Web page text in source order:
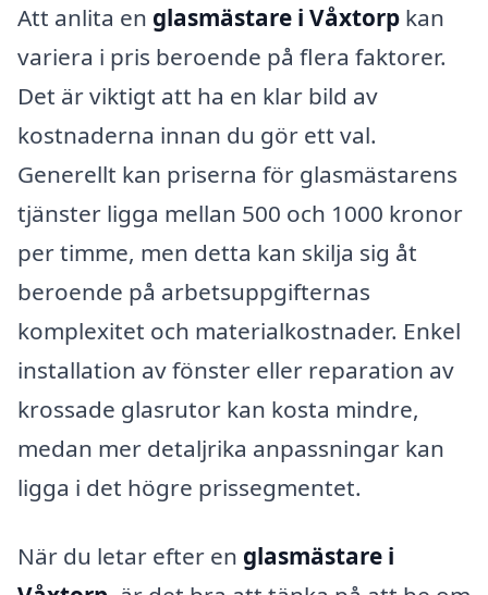
Att anlita en glasmästare i Våxtorp kan
variera i pris beroende på flera faktorer.
Det är viktigt att ha en klar bild av
kostnaderna innan du gör ett val.
Generellt kan priserna för glasmästarens
tjänster ligga mellan 500 och 1000 kronor
per timme, men detta kan skilja sig åt
beroende på arbetsuppgifternas
komplexitet och materialkostnader. Enkel
installation av fönster eller reparation av
krossade glasrutor kan kosta mindre,
medan mer detaljrika anpassningar kan
ligga i det högre prissegmentet.
När du letar efter en glasmästare i